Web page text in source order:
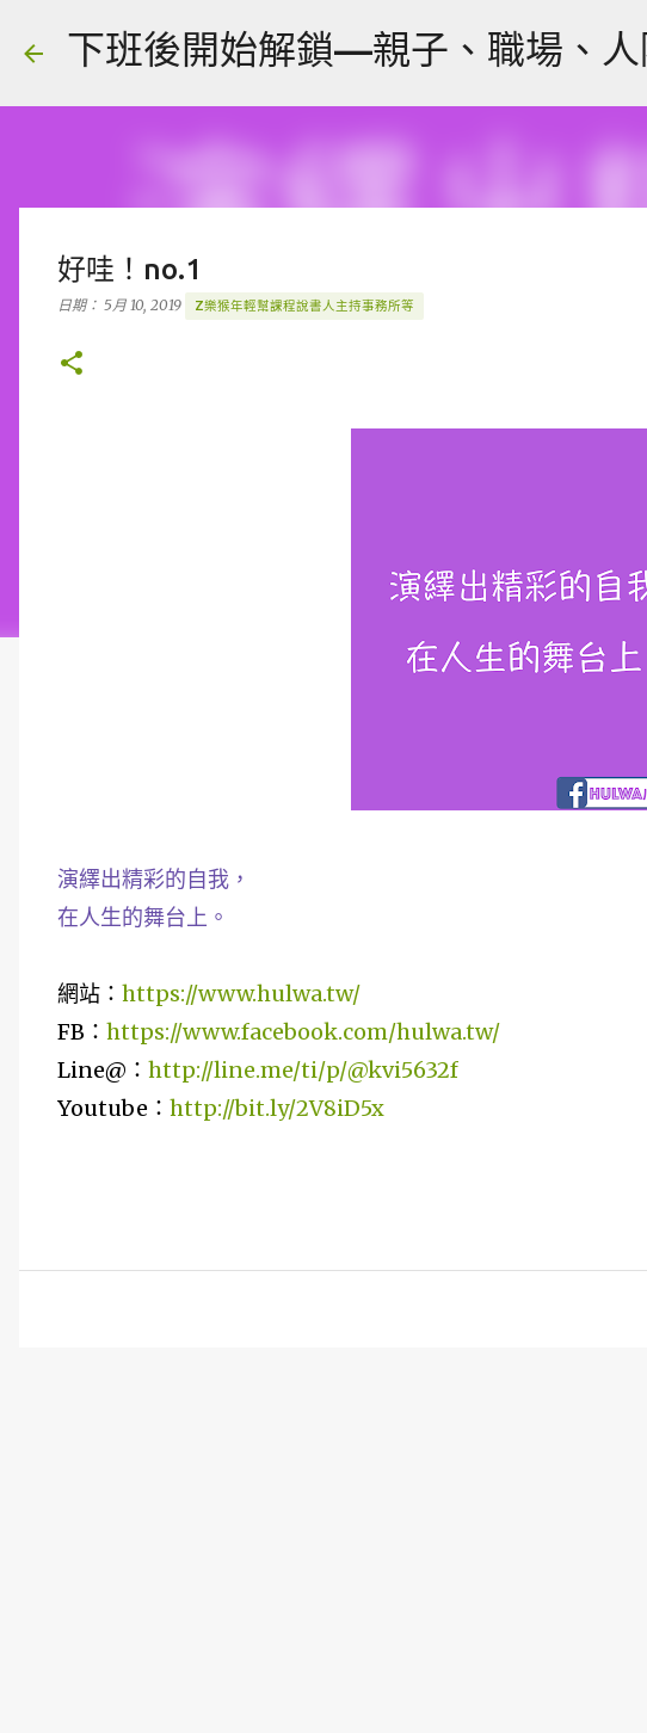
下班後開始解鎖—親子、職場、
好哇！no.1
日期： 5月 10, 2019 Z樂猴年輕幫課程說書人主持事務所等
演繹出精彩的自我，
在人生的舞台上。
網站： https://www.hulwa.tw/
FB： https://www.facebook.com/hulwa.tw/
Line@： http://line.me/ti/p/@kvi5632f
Youtube： http://bit.ly/2V8iD5x